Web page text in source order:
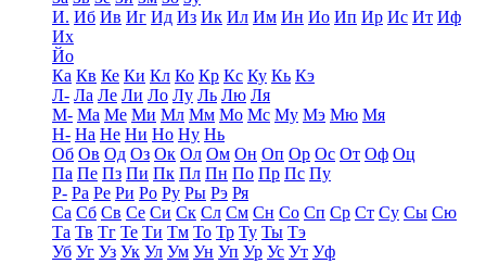
И. Иб Ив Иг Ид Из Ик Ил Им Ин Ио Ип Ир Ис Ит Иф
Их
Йо
Ка Кв Ке Ки Кл Ко Кр Кс Ку Кь Кэ
Л- Ла Ле Ли Ло Лу Ль Лю Ля
М- Ма Ме Ми Мл Мм Мо Мс Му Мэ Мю Мя
Н- На Не Ни Но Ну Нь
Об Ов Од Оз Ок Ол Ом Он Оп Ор Ос От Оф Оц
Па Пе Пз Пи Пк Пл Пн По Пр Пс Пу
Р- Ра Ре Ри Ро Ру Ры Рэ Ря
Са Сб Св Се Си Ск Сл См Сн Со Сп Ср Ст Су Сы Сю
Та Тв Тг Те Ти Тм То Тр Ту Ты Тэ
Уб Уг Уз Ук Ул Ум Ун Уп Ур Ус Ут Уф